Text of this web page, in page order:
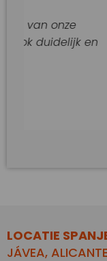
en
LOCATIE
JÁVEA, ALICANTE